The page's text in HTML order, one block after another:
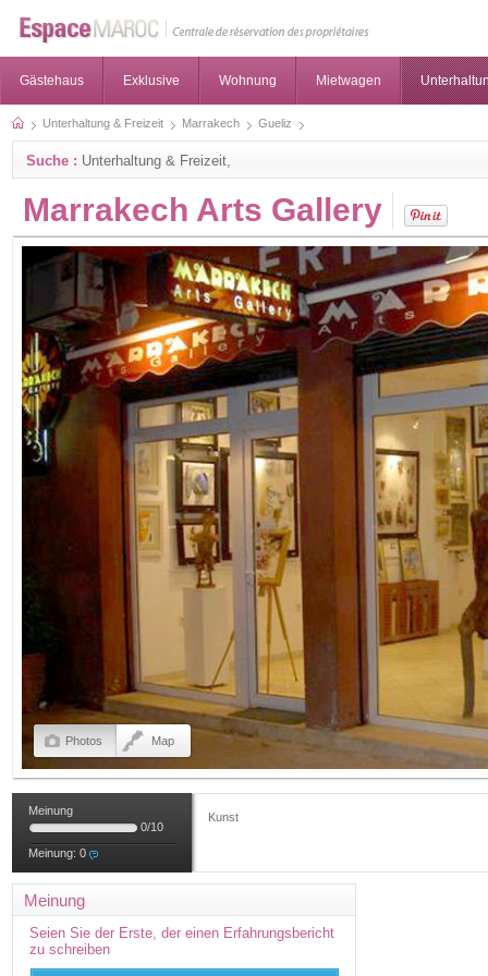
Gästehaus Exklusive Wohnung Mietwagen
Unterhaltung & Freizeit Marrakech Gueliz
Suche : Unterhaltung & Freizeit,
Marrakech Arts Gallery
Photos Map
Meinung
0/10
Meinung: 0
Kunst
Meinung
Seien Sie der Erste, der einen Erfahrungsbericht
zu schreiben